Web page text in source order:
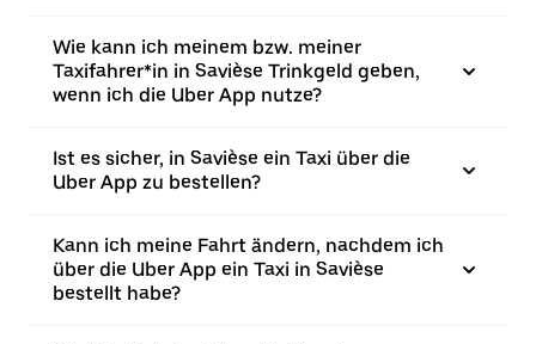
Wie kann ich meinem bzw. meiner
Taxifahrer*in in Savièse Trinkgeld geben,
wenn ich die Uber App nutze?
Ist es sicher, in Savièse ein Taxi über die
Uber App zu bestellen?
Kann ich meine Fahrt ändern, nachdem ich
über die Uber App ein Taxi in Savièse
bestellt habe?